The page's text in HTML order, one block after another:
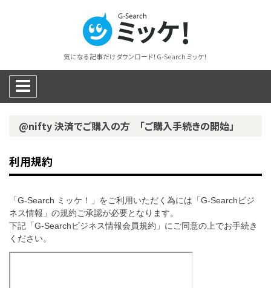
気になる記事だけダウンロード！G-Search ミッケ！
@nifty 決済でご購入の方 「ご購入手続きの開始」
利用規約
「G-Search ミッケ！」をご利用いただく為には「G-Searchビジ
ネス情報」の規約ご承認が必要となります。
下記「G-Searchビジネス情報会員規約」にご同意の上でお手続き
ください。